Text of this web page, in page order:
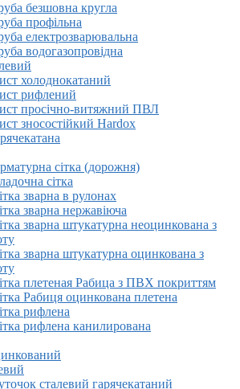
безшовна кругла
профільна
електрозварювальна
водогазопровідна
холоднокатаний
рифлений
просічно-витяжний ПВЛ
зносостійкий Hardox
сітка (дорожня)
сітка
зварна в рулонах
зварна нержавіюча
зварна штукатурна неоцинкована з
зварна штукатурна оцинкована з
плетеная Рабица з ПВХ покриттям
Рабиця оцинкована плетена
рифлена
рифлена канилирована
сталевий гарячекатаний